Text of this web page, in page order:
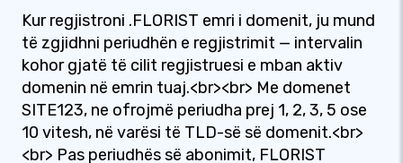
Kur regjistroni .FLORIST emri i domenit, ju mund
të zgjidhni periudhën e regjistrimit — intervalin
kohor gjatë të cilit regjistruesi e mban aktiv
domenin në emrin tuaj.<br><br> Me domenet
SITE123, ne ofrojmë periudha prej 1, 2, 3, 5 ose
10 vitesh, në varësi të TLD-së së domenit.<br>
<br> Pas periudhës së abonimit, FLORIST